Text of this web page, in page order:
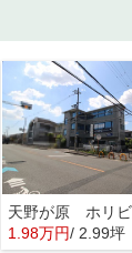
1.98万円/ 2.99坪